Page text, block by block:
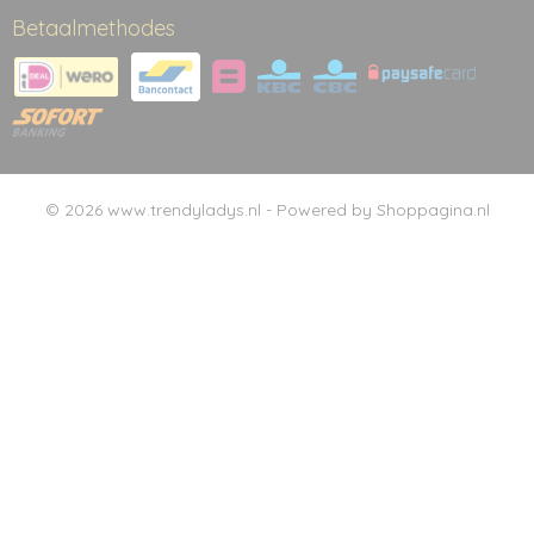
Betaalmethodes
© 2026 www.trendyladys.nl - Powered by Shoppagina.nl